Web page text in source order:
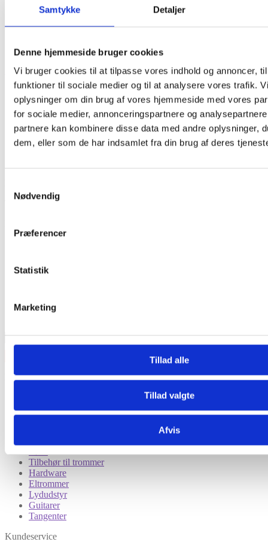
Samtykke Detaljer
Denne hjemmeside bruger cookies
Vi bruger cookies til at tilpasse vores indhold og annoncer,
funktioner til sociale medier og til at analysere vores trafik.
oplysninger om din brug af vores hjemmeside med vores
for sociale medier, annonceringspartnere og
partnere kan kombinere disse data med andre oplysninger,
dem, eller som de har indsamlet fra din brug af deres
Nødvendig
Præferencer
Statistik
Marketing
Tillad alle
Tillad valgte
Afvis
Shop videre Til kurv
Tilmeld nyhedsbrev
Kategorier
Trommesæt
Tilbehør til trommer
Hardware
Eltrommer
Lydudstyr
Guitarer
Tangenter
Kundeservice